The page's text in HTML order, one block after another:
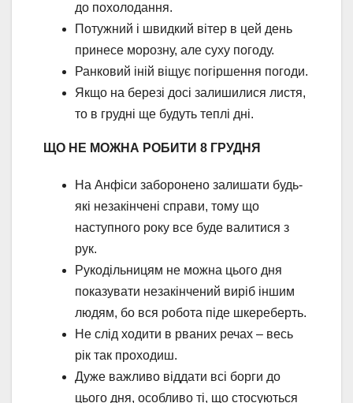
до похолодання.
Потужний і швидкий вітер в цей день
принесе морозну, але суху погоду.
Ранковий іній віщує погіршення погоди.
Якщо на березі досі залишилися листя,
то в грудні ще будуть теплі дні.
ЩО НЕ МОЖНА РОБИТИ 8 ГРУДНЯ
На Анфіси заборонено залишати будь-
які незакінчені справи, тому що
наступного року все буде валитися з
рук.
Рукодільницям не можна цього дня
показувати незакінчений виріб іншим
людям, бо вся робота піде шкереберть.
Не слід ходити в рваних речах – весь
рік так проходиш.
Дуже важливо віддати всі борги до
цього дня, особливо ті, що стосуються